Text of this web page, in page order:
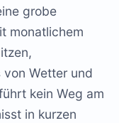
grobe
monatlichem
von Wetter und
kein Weg am
in kurzen